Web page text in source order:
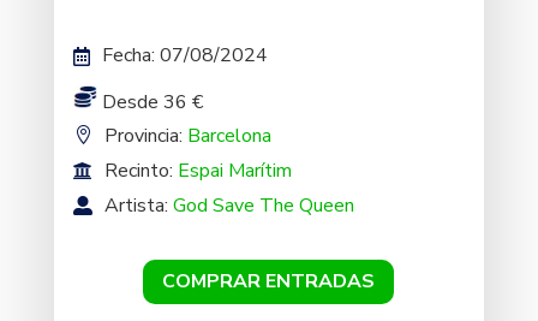
Fecha: 07/08/2024
Desde 36 €
Provincia: Barcelona
Recinto: Espai Marítim
Artista: God Save The Queen
COMPRAR ENTRADAS